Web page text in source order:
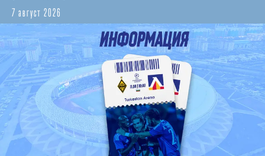
7 август 2026